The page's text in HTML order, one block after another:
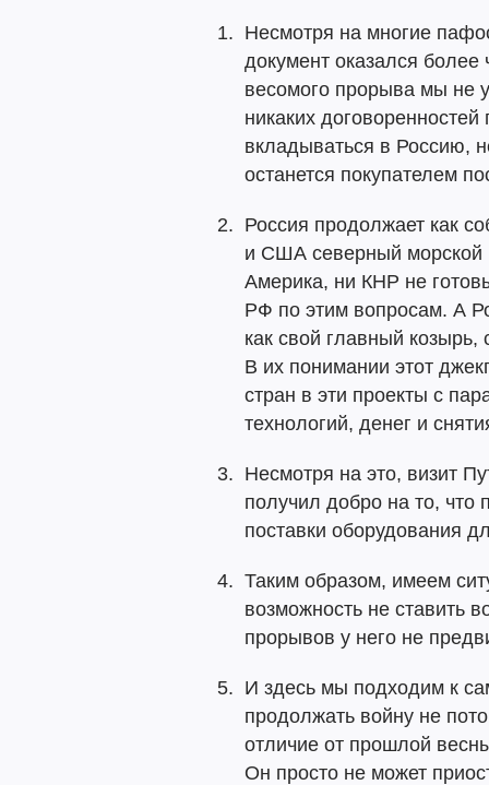
Несмотря на многие
документ оказался
весомого прорыва мы не
никаких
вкладываться в Россию,
останется покупателем
Россия продолжает как
и США северный морской
Америка, ни КНР не
РФ по этим вопросам. А
как свой главный козырь,
В их понимании этот
стран в эти проекты с
технологий, денег и
Несмотря на это, визит
получил добро на то, что
поставки оборудования
Таким образом, имеем
возможность не ставить
прорывов у него не
И здесь мы подходим к
продолжать войну не
отличие от прошлой
Он просто не может